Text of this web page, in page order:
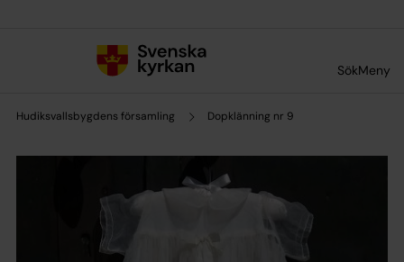
SökMeny
Hudiksvallsbygdens församling Dopklänning nr 9